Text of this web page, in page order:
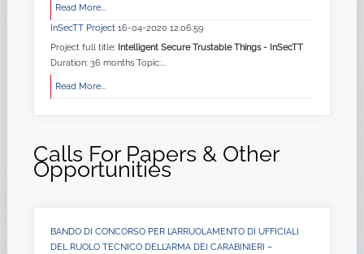
Read More...
InSecTT Project 16-04-2020 12:06:59
Project full title: Intelligent Secure Trustable Things - InSecTT
Duration: 36 months Topic:...
Read More...
Calls For Papers & Other
Opportunities
BANDO DI CONCORSO PER L’ARRUOLAMENTO DI UFFICIALI
DEL RUOLO TECNICO DELL’ARMA DEI CARABINIERI –